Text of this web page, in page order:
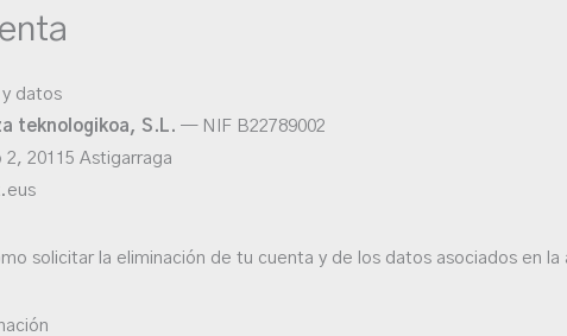
y datos
teknologikoa, S.L. — NIF B22789002
2, 20115 Astigarraga
solicitar la eliminación de tu cuenta y de los datos asociados en